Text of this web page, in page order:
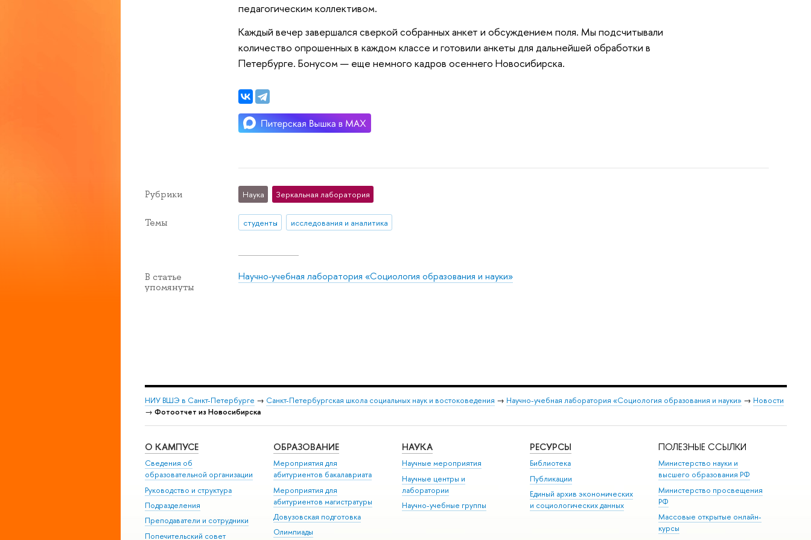
педагогическим коллективом.
Каждый вечер завершался сверкой собранных анкет и обсуждением поля. Мы подсчитывали
количество опрошенных в каждом классе и готовили анкеты для дальнейшей обработки в
Петербурге. Бонусом — еще немного кадров осеннего Новосибирска.
Рубрики Наука Зеркальная лаборатория
Темы студенты исследования и аналитика
В статье
упомянуты
Научно-учебная лаборатория «Социология образования и науки»
НИУ ВШЭ в Санкт-Петербурге → Санкт-Петербургская школа социальных наук и востоковедения → Научно-учебная лаборатория «Социология образования и науки» → Новости
→ Фотоотчет из Новосибирска
О КАМПУСЕ
Сведения об
образовательной организации
Руководство и структура
Подразделения
Преподаватели и сотрудники
Попечительский совет
ОБРАЗОВАНИЕ
Мероприятия для
абитуриентов бакалавриата
Мероприятия для
абитуриентов магистратуры
Довузовская подготовка
Олимпиады
НАУКА
Научные мероприятия
Научные центры и
лаборатории
Научно-учебные группы
РЕСУРСЫ
Библиотека
Публикации
Единый архив экономических
и социологических данных
ПОЛЕЗНЫЕ ССЫЛКИ
Министерство науки и
высшего образования РФ
Министерство просвещения
РФ
Массовые открытые онлайн-
курсы